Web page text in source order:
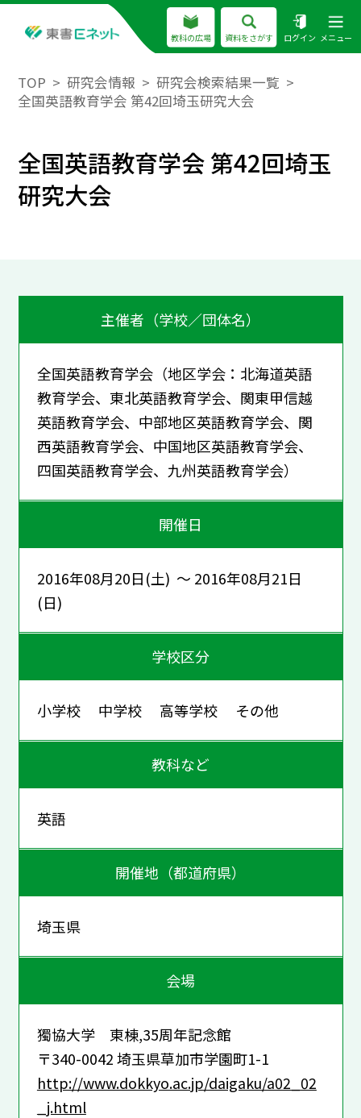
教科の広場 資料をさがす ログイン メニュー
TOP 研究会情報
研究会検索結果一覧
全国英語教育学会 第42回埼玉研究大会
全国英語教育学会 第42回埼玉
研究大会
主催者（学校／団体名）
全国英語教育学会（地区学会：北海道英語
教育学会、東北英語教育学会、関東甲信越
英語教育学会、中部地区英語教育学会、関
西英語教育学会、中国地区英語教育学会、
四国英語教育学会、九州英語教育学会）
開催日
2016年08月20日(土) ～ 2016年08月21日
(日)
学校区分
小学校 中学校 高等学校 その他
教科など
英語
開催地（都道府県）
埼玉県
会場
獨協大学 東棟,35周年記念館
〒340-0042 埼玉県草加市学園町1-1
http://www.dokkyo.ac.jp/daigaku/a02_02
_j.html